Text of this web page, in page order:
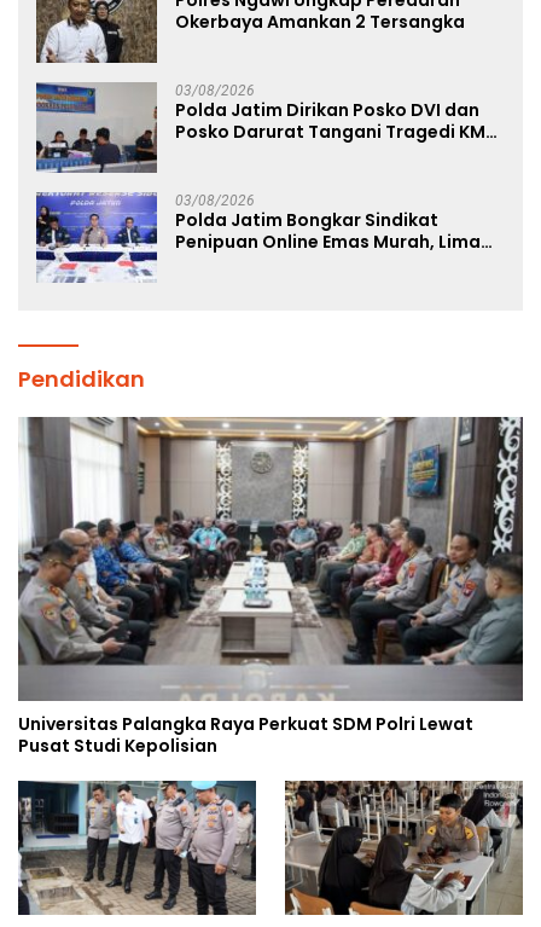
Okerbaya Amankan 2 Tersangka
03/08/2026
Polda Jatim Dirikan Posko DVI dan
Posko Darurat Tangani Tragedi KMP
03/08/2026
Polda Jatim Bongkar Sindikat
Penipuan Online Emas Murah, Lima
Pendidikan
Universitas Palangka Raya Perkuat SDM Polri Lewat
Pusat Studi Kepolisian